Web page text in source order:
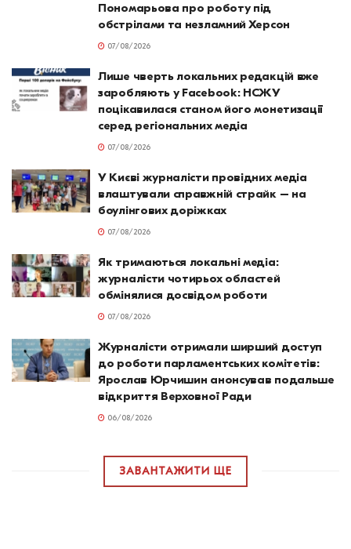
Пономарьова про роботу під
обстрілами та незламний Херсон
07/08/2026
Лише чверть локальних редакцій вже
заробляють у Facebook: НСЖУ
поцікавилася станом його монетизації
серед регіональних медіа
07/08/2026
У Києві журналісти провідних медіа
влаштували справжній страйк – на
боулінгових доріжках
07/08/2026
Як тримаються локальні медіа:
журналісти чотирьох областей
обмінялися досвідом роботи
07/08/2026
Журналісти отримали ширший доступ
до роботи парламентських комітетів:
Ярослав Юрчишин анонсував подальше
відкриття Верховної Ради
06/08/2026
ЗАВАНТАЖИТИ ЩЕ